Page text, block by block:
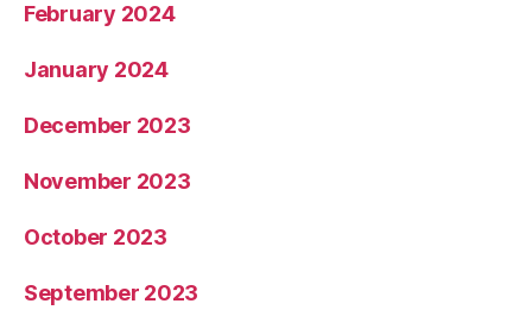
February 2024
January 2024
December 2023
November 2023
October 2023
September 2023